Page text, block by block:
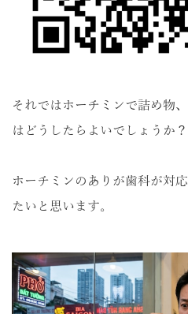
それではホーチミンで詰め物
はどうしたらよいでしょうか？
ホーチミンのありが歯科が対
たいと思います。